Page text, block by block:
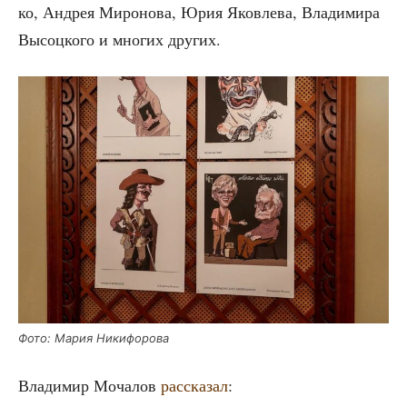
ко, Андрея Миро­но­ва, Юрия Яко­вле­ва, Вла­ди­ми­ра
Высоц­ко­го и мно­гих других.
Фото: Мария Никифорова
Вла­ди­мир Моча­лов рас­ска­зал: